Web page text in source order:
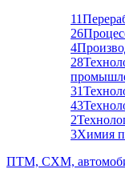
11
26
4
28
31
43
2
3Химия
ПТМ, СХМ,